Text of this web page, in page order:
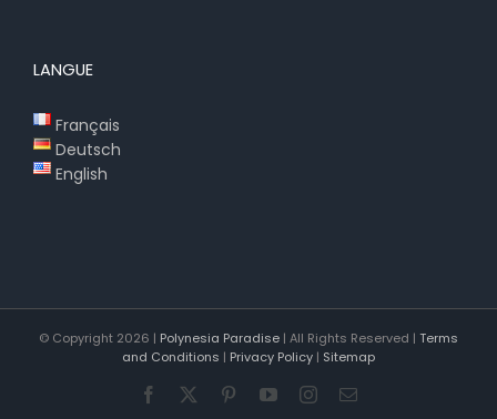
LANGUE
Français
Deutsch
English
© Copyright 2026 | Polynesia Paradise | All Rights Reserved | Terms
and Conditions | Privacy Policy | Sitemap
Facebook PinterestYouTubeInstagram
Email